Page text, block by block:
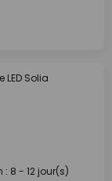
Solia
: 8 - 12 jour(s)